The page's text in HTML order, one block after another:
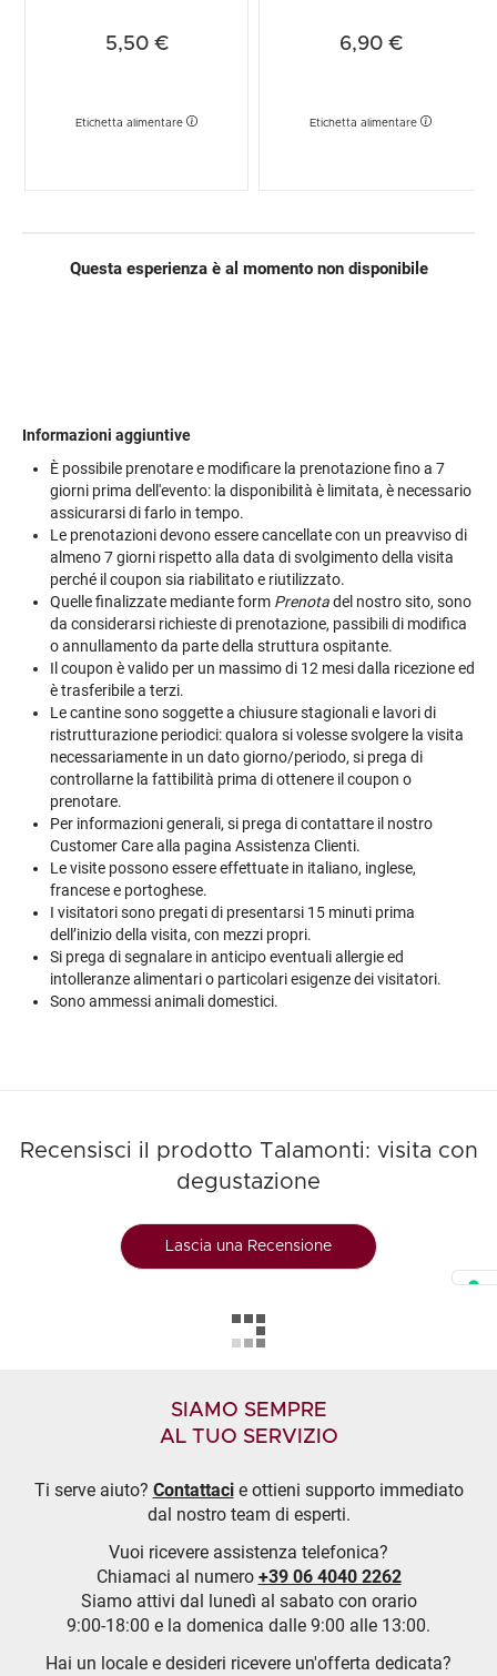
5,50 €
Etichetta alimentare
6,90 €
Etichetta alimentare
Questa esperienza è al momento non disponibile
Informazioni aggiuntive
È possibile prenotare e modificare la prenotazione fino a 7
giorni prima dell'evento: la disponibilità è limitata, è necessario
assicurarsi di farlo in tempo.
Le prenotazioni devono essere cancellate con un preavviso di
almeno 7 giorni rispetto alla data di svolgimento della visita
perché il coupon sia riabilitato e riutilizzato.
Quelle finalizzate mediante form Prenotadel nostro sito, sono
da considerarsi richieste di prenotazione, passibili di modifica
o annullamento da parte della struttura ospitante.
Il coupon è valido per un massimo di 12 mesi dalla ricezione ed
è trasferibile a terzi.
Le cantine sono soggette a chiusure stagionali e lavori di
ristrutturazione periodici: qualora si volesse svolgere la visita
necessariamente in un dato giorno/periodo, si prega di
controllarne la fattibilità prima di ottenere il coupon o
prenotare.
Per informazioni generali, si prega di contattare il nostro
Customer Care alla pagina Assistenza Clienti.
Le visite possono essere effettuate in italiano, inglese,
francese e portoghese.
I visitatori sono pregati di presentarsi 15 minuti prima
dell’inizio della visita, con mezzi propri.
Si prega di segnalare in anticipo eventuali allergie ed
intolleranze alimentari o particolari esigenze dei visitatori.
Sono ammessi animali domestici.
Recensisci il prodotto Talamonti: visita con
degustazione
Lascia una Recensione
SIAMO SEMPRE
AL TUO SERVIZIO
Ti serve aiuto? Contattacie ottieni supporto immediato
dal nostro team di esperti.
Vuoi ricevere assistenza telefonica?
Chiamaci al numero +39 06 4040 2262
Siamo attivi dal lunedì al sabato con orario
9:00-18:00 e la domenica dalle 9:00 alle 13:00.
Hai un locale e desideri ricevere un'offerta dedicata?